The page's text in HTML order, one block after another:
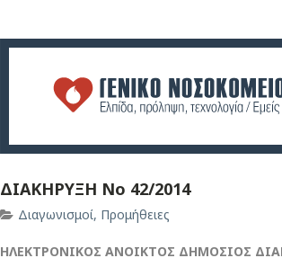
ΔΙΑΚΗΡΥΞΗ Νο 42/2014
Διαγωνισμοί, Προμήθειες
ΗΛΕΚΤΡΟΝΙΚΟΣ ΑΝΟΙΚΤΟΣ ΔΗΜΟΣΙΟΣ